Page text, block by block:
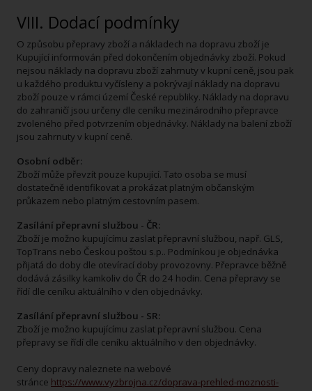
VIII. Dodací podmínky
O způsobu přepravy zboží a nákladech na dopravu zboží je
Kupující informován před dokončením objednávky zboží. Pokud
nejsou náklady na dopravu zboží zahrnuty v kupní ceně, jsou pak
u každého produktu vyčísleny a pokrývají náklady na dopravu
zboží pouze v rámci území České republiky. Náklady na dopravu
do zahraničí jsou určeny dle ceníku mezinárodního přepravce
zvoleného před potvrzením objednávky. Náklady na balení zboží
jsou zahrnuty v kupní ceně.
Osobní odběr:
Zboží může převzít pouze kupující. Tato osoba se musí
dostatečně identifikovat a prokázat platným občanským
průkazem nebo platným cestovním pasem.
Zasílání přepravní službou - ČR:
Zboží je možno kupujícímu zaslat přepravní službou, např. GLS,
TopTrans nebo Českou poštou s.p.. Podmínkou je objednávka
přijatá do doby dle otevírací doby provozovny. Přepravce běžně
dodává zásilky kamkoliv do ČR do 24 hodin. Cena přepravy se
řídí dle ceníku aktuálního v den objednávky.
Zasílání přepravní službou - SR:
Zboží je možno kupujícímu zaslat přepravní službou. Cena
přepravy se řídí dle ceníku aktuálního v den objednávky.
Ceny dopravy naleznete na webové
stránce https://www.vyzbrojna.cz/doprava-prehled-moznosti-